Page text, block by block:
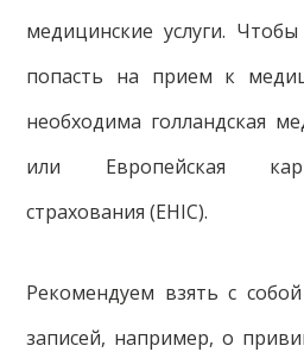
медицинские услуги.
попасть на прием к
необходима голландская
или Европейская
страхования (EHIC).
Рекомендуем взять с
записей, например, о